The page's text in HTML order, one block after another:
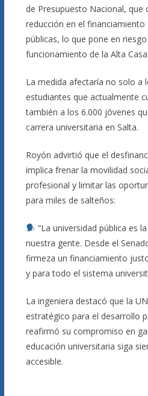
de Presupuesto Nacional, que
reducción en el financiamiento
públicas, lo que pone en
funcionamiento de la Alta
La medida afectaría no solo a
estudiantes que actualmente
también a los 6.000 jóvenes
carrera universitaria en Salta.
Royón advirtió que el
implica frenar la movilidad
profesional y limitar las
para miles de salteños:
“La universidad pública es
nuestra gente. Desde el
firmeza un financiamiento
y para todo el sistema
La ingeniera destacó que la
estratégico para el desarrollo
reafirmó su compromiso en
educación universitaria siga
accesible.